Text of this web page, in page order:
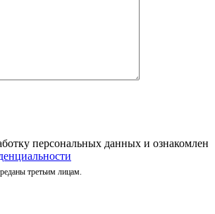
персональных данных и ознакомлен
третьим лицам.